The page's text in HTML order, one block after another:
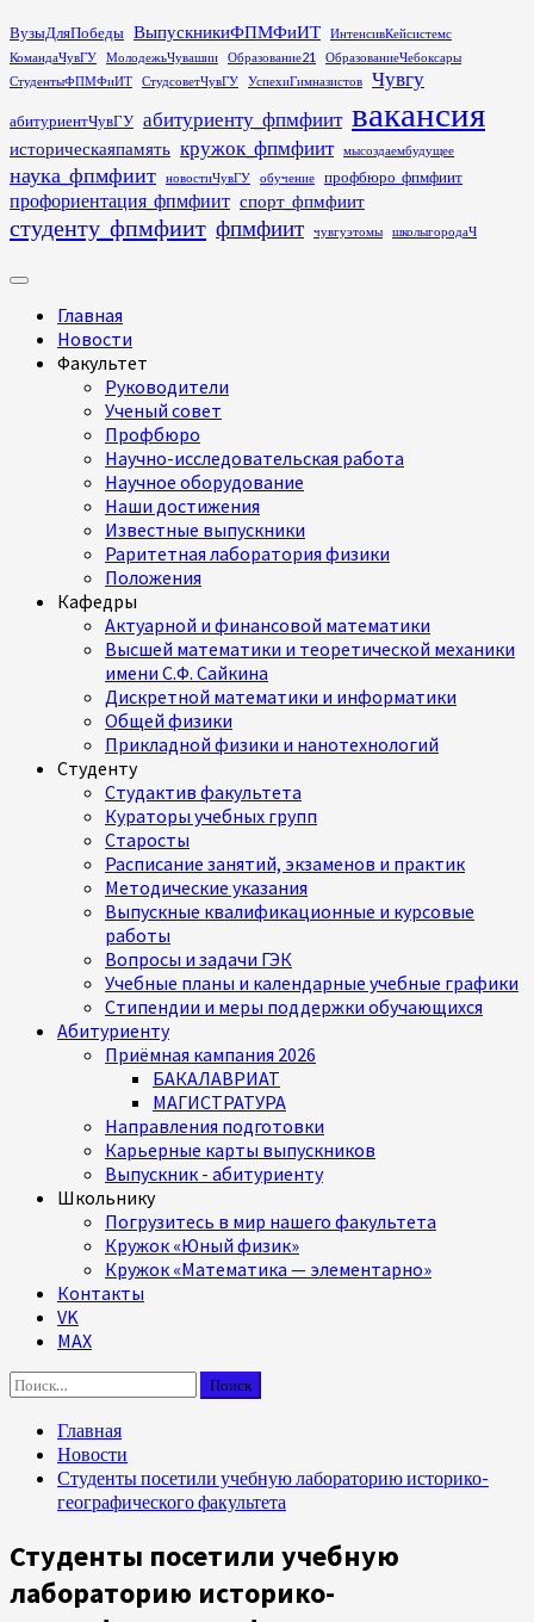
Перейти
к
содержимому
ВузыДляПобеды ВыпускникиФПМФиИТ
ИнтенсивКейсистемс
КомандаЧувГУ
МолодежьЧувашии Образование21
ОбразованиеЧебоксары
СтудентыФПМФиИТ
СтудсоветЧувГУ УспехиГимназистов Чувгу
абитуриентЧувГУ абитуриенту_фпмфиит вакансия
историческаяпамять кружок_фпмфиит мысоздаембудущее
наука_фпмфиит новостиЧувГУ обучение профбюро_фпмфиит
профориентация_фпмфиит спорт_фпмфиит
студенту_фпмфиит фпмфиит чувгуэтомы школыгородаЧ
Основное
Главная
Новости
Факультет
Руководители
Ученый совет
Профбюро
Научно-исследовательская работа
Научное оборудование
Наши достижения
Известные выпускники
Раритетная лаборатория физики
Положения
Кафедры
Актуарной и финансовой математики
Высшей математики и теоретической механики
имени С.Ф. Сайкина
Дискретной математики и информатики
Общей физики
Прикладной физики и нанотехнологий
Студенту
Студактив факультета
Кураторы учебных групп
Старосты
Расписание занятий, экзаменов и практик
Методические указания
Выпускные квалификационные и курсовые
работы
Вопросы и задачи ГЭК
Учебные планы и календарные учебные графики
Стипендии и меры поддержки обучающихся
Абитуриенту
Приёмная кампания 2026
БАКАЛАВРИАТ
МАГИСТРАТУРА
Направления подготовки
Карьерные карты выпускников
Выпускник - абитуриенту
Школьнику
Погрузитесь в мир нашего факультета
Кружок «Юный физик»
Кружок «Математика — элементарно»
Контакты
VK
MAX
Найти:
Главная
Новости
Студенты посетили учебную лабораторию историко-
географического факультета
Студенты посетили учебную
лабораторию историко-